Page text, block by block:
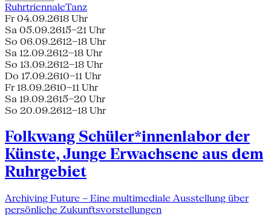
RuhrtriennaleTanz
Fr 04.09.2618 Uhr
Sa 05.09.2615–21 Uhr
So 06.09.2612–18 Uhr
Sa 12.09.2612–18 Uhr
So 13.09.2612–18 Uhr
Do 17.09.2610–11 Uhr
Fr 18.09.2610–11 Uhr
Sa 19.09.2615–20 Uhr
So 20.09.2612–18 Uhr
Folkwang Schüler*innenlabor der
Künste, Junge Erwachsene aus dem
Ruhrgebiet
Archiving Future – Eine multimediale Ausstellung über
persönliche Zukunftsvorstellungen